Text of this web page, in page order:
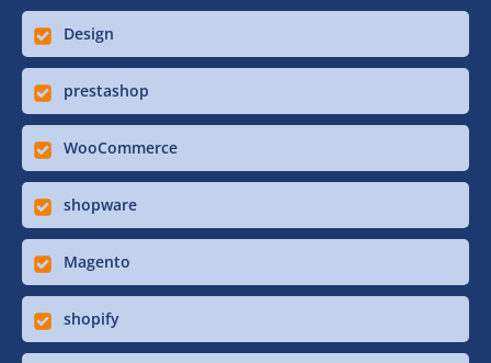
Design
prestashop
WooCommerce
shopware
Magento
shopify